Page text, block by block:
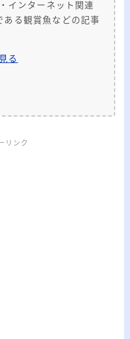
インターネット関連
ある観賞魚などの記事
る
リンク